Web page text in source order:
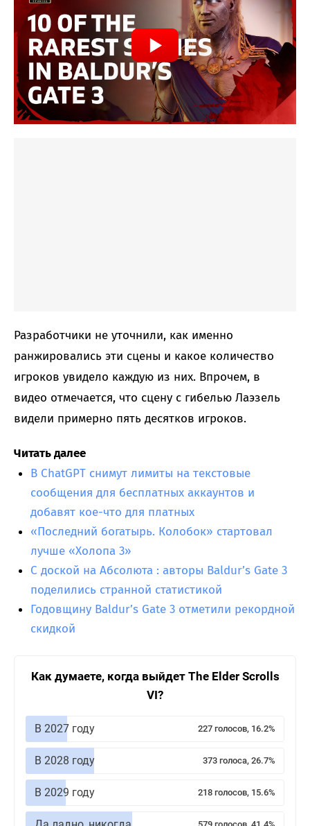
Разработчики не уточнили, как именно
ранжировались эти сцены и какое количество
игроков увидело каждую из них. Впрочем, в
видео отмечается, что сцену с гибелью Лаэзель
видели примерно пять десятков игроков.
Читать далее
В ChatGPT снимут лимиты на текстовые
сообщения для бесплатных аккаунтов и
добавят кое-что для платных
«Последний богатырь. Колобок» стартовал
лучше «Холопа 3»
С доской на Абсолюта : авторы Baldur’s Gate 3
поделились странной статистикой
Годовщину Baldur’s Gate 3 отметили рекордной
скидкой
Как думаете, когда выйдет The Elder Scrolls
VI?
В 2027 году 227 голосов, 16.2%
В 2028 году 373 голоса, 26.7%
В 2029 году 218 голосов, 15.6%